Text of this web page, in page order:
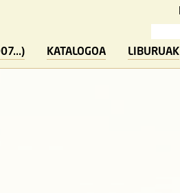
KATALOGOA LIBURUAK